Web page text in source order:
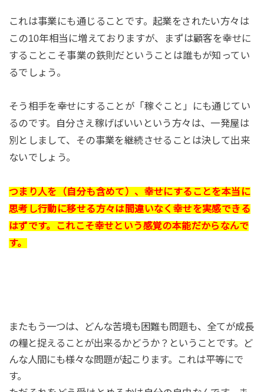
これは事業にも通じることです。起業をされたい方々は
この10年相当に増えておりますが、まずは顧客を幸せに
することこそ事業の鉄則だということは誰もが知ってい
るでしょう。
そう相手を幸せにすることが「稼ぐこと」にも通じてい
るのです。自分さえ稼げばいいという方々は、一発屋は
別としまして、その事業を継続させることは決して出来
ないでしょう。
つまり人を（自分も含めて）、幸せにすることを本当に
思考し行動に移せる方々は間違いなく幸せを実感できる
はずです。これこそ幸せという感覚の本能だからなんで
す。
またもう一つは、どんな苦境も困難も問題も、全てが成長
の糧と捉えることが出来るかどうか？ということです。ど
んな人間にも様々な問題が起こります。これは平等にで
す。